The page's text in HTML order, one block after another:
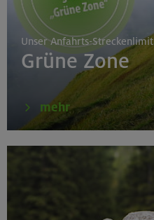
Unser Anfahrts-Streckenlimit
Grüne Zone
mehr